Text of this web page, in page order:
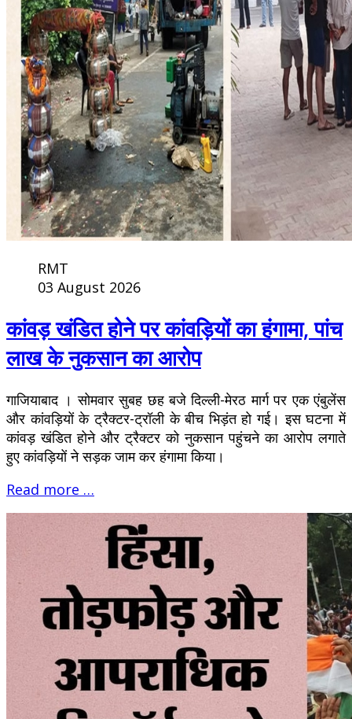
RMT
03 August 2026
कांवड़ खंडित होने पर कांवड़ियों का हंगामा, पांच
लाख के नुकसान का आरोप
गाजियाबाद । सोमवार सुबह छह बजे दिल्ली-मेरठ मार्ग पर एक एंबुलेंस
और कांवड़ियों के ट्रैक्टर-ट्रॉली के बीच भिड़ंत हो गई। इस घटना में
कांवड़ खंडित होने और ट्रैक्टर को नुकसान पहुंचने का आरोप लगाते
हुए कांवड़ियों ने सड़क जाम कर हंगामा किया।
Read more …